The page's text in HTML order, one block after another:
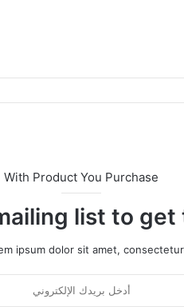
With Product You Purchase
list to get
ipsum dolor sit amet, consectetur.